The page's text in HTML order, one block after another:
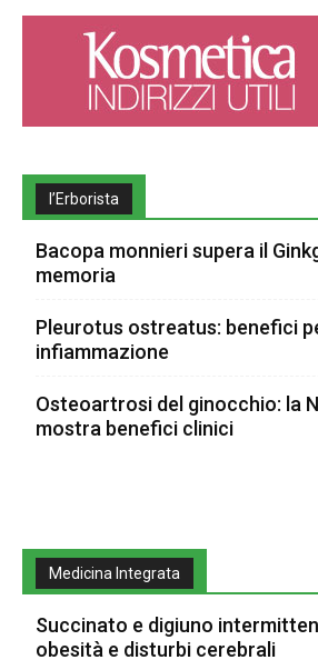
l’Erborista
Bacopa monnieri supera il
memoria
Pleurotus ostreatus: benefici
infiammazione
Osteoartrosi del ginocchio: la
mostra benefici clinici
Medicina Integrata
Succinato e digiuno
obesità e disturbi cerebrali